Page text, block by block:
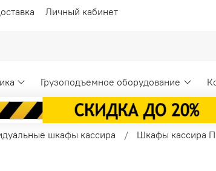
Личный кабинет
Грузоподъемное оборудование
шкафы кассира Шкафы кассира